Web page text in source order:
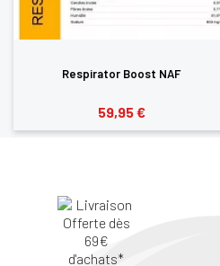
Respirator Boost NAF
59,95 €